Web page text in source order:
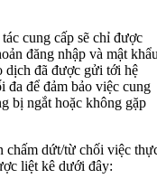
cung cấp sẽ chỉ được
đăng nhập và mật
dịch đã được gửi tới hệ
để đảm bảo việc cung
bị ngắt hoặc không gặp
chấm dứt/từ chối việc
liệt kê dưới đây: